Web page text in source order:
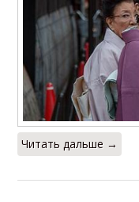
Читать дальше →